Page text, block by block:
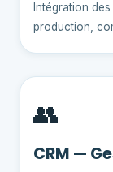
Intégration
production,
👥
CRM —